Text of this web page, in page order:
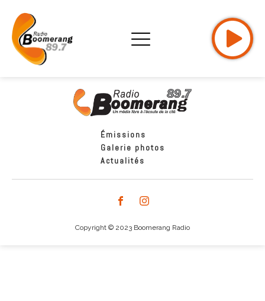
Émissions
Galerie photos
Actualités
Copyright © 2023 Boomerang Radio